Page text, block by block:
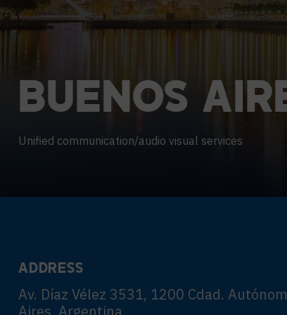
KARRIERE
BUENOS
Unified communication/audio visual services
ADDRESS
Av. Díaz Vélez 3531, 1200 Cdad.
Aires, Argentina